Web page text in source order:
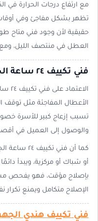
مع ارتفاع درجات الحرارة في
حقيقية لأن وجود فني متاح
العطل في منتصف الليل،
فني تكييف ٢٤ ساعة الجهراء
الأعطال المفاجئة مثل توقف
تسبب إزعاج كبير للأسرة
والوصول إلى العميل في
كما أن
أو شباك أو مركزية، ويبدأ
بإصلاح مؤقت، فهو يفحص
الإصلاح متكامل ويمنع
فني تكييف هندي